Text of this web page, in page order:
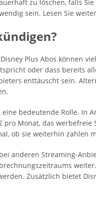
zu löschen, falls
sein. Lesen Sie
Plus Abos können
oder dass bereits
enttäuscht sein.
bedeutende Rolle. In
Monat, das
ob sie weiterhin zahlen
anderen Streaming-
Zusätzlich bietet